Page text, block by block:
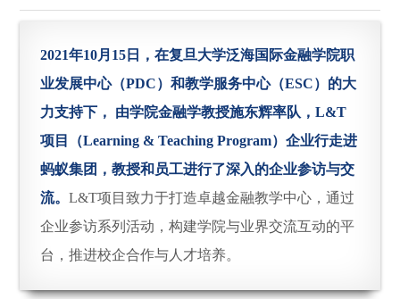
2021年10月15日，在复旦大学泛海国际金融学院职
业发展中心（PDC）和教学服务中心（ESC）的大
力支持下， 由学院金融学教授施东辉率队，L&T
项目（Learning & Teaching Program）企业行走进
蚂蚁集团，教授和员工进行了深入的企业参访与交
流。 L&T项目致力于打造卓越金融教学中心，通过
企业参访系列活动，构建学院与业界交流互动的平
台，推进校企合作与人才培养。